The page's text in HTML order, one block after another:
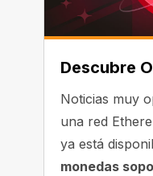
Descubre
Noticias muy
una red
ya está
monedas